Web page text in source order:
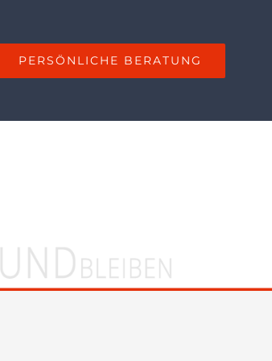
PERSÖNLICHE BERATUNG